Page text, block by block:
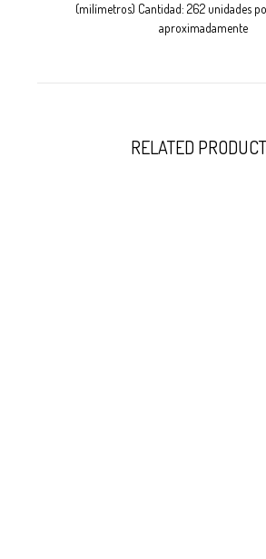
(milímetros) Cantidad: 262 unidades
aproximadamente
RELATED